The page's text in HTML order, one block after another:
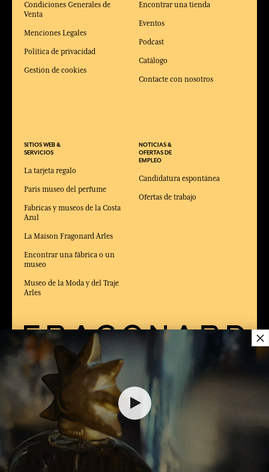
Condiciones Generales de
Venta
Menciones Legales
Política de privacidad
Gestión de cookies
SITIOS WEB &
SERVICIOS
La tarjeta regalo
Paris museo del perfume
Fabricas y museos de la Costa
Azul
La Maison Fragonard Arles
Encontrar una fábrica o un
museo
Museo de la Moda y del Traje
Arles
Encontrar una tienda
Eventos
Podcast
Catálogo
Contacte con nosotros
NOTICIAS &
OFERTAS DE
EMPLEO
Candidatura espontánea
Ofertas de trabajo
ENTREGA: IDIOMA:
×